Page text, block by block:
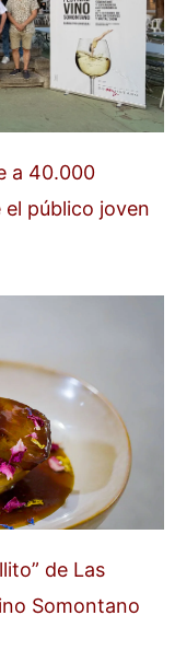
a 40.000
público joven
de Las
Somontano